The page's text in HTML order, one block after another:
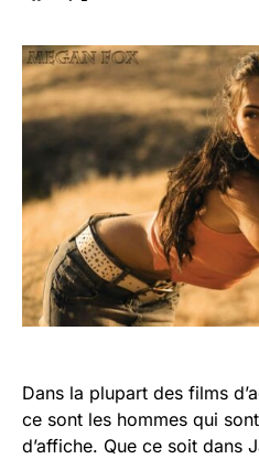
Dans la plupart des films
ce sont les hommes qui
d’affiche. Que ce soit dans